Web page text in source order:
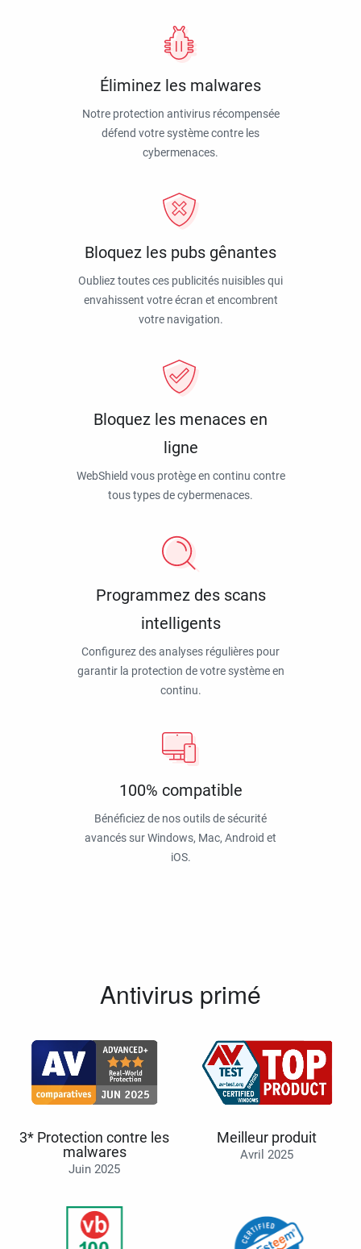
Éliminez les malwares
Notre protection antivirus récompensée
défend votre système contre les
cybermenaces.
Bloquez les pubs gênantes
Oubliez toutes ces publicités nuisibles qui
envahissent votre écran et encombrent
votre navigation.
Bloquez les menaces en
ligne
WebShield vous protège en continu contre
tous types de cybermenaces.
Programmez des scans
intelligents
Configurez des analyses régulières pour
garantir la protection de votre système en
continu.
100% compatible
Bénéficiez de nos outils de sécurité
avancés sur Windows, Mac, Android et
iOS.
Antivirus primé
3* Protection contre les
malwares
Juin 2025
Meilleur produit
Avril 2025